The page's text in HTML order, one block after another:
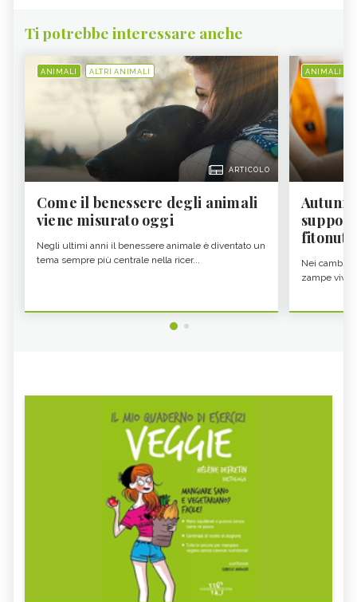
Ti potrebbe interessare anche
ANIMALI ALTRI ANIMALI
ARTICOLO
Come il benessere degli animali
viene misurato oggi
Negli ultimi anni il benessere animale è diventato un
tema sempre più centrale nella ricer...
ANIMALI
Nei cambi
zampe